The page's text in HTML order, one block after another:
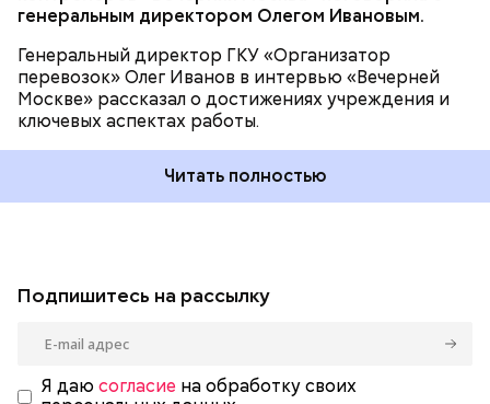
генеральным директором Олегом Ивановым.
Генеральный директор ГКУ «Организатор
перевозок» Олег Иванов в интервью «Вечерней
Москве» рассказал о достижениях учреждения и
ключевых аспектах работы.
Читать полностью
Подпишитесь на рассылку
Я даю согласие на обработку своих